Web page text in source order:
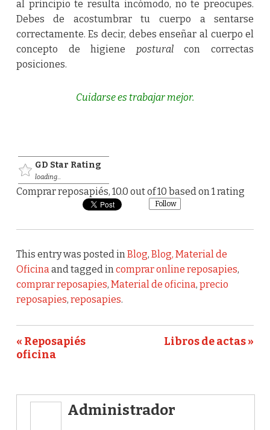
al principio te resulta incómodo, no te preocupes.
Debes de acostumbrar tu cuerpo a sentarse
correctamente. Es decir, debes enseñar al cuerpo el
concepto de higiene posturalcon correctas
posiciones.
Cuidarse es trabajar mejor.
GD Star Rating
loading...
Comprar reposapiés, 10.0 out of10 based on 1 rating
Follow
This entry was posted in Blog, Blog, Material de
Oficina and tagged in comprar online reposapies,
comprar reposapies, Material de oficina, precio
reposapies, reposapies.
« Reposapiés
oficina
Libros de actas »
Administrador